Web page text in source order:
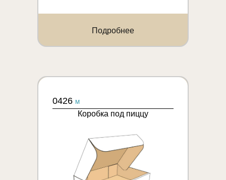
Подробнее
0426 M
Коробка под пиццу